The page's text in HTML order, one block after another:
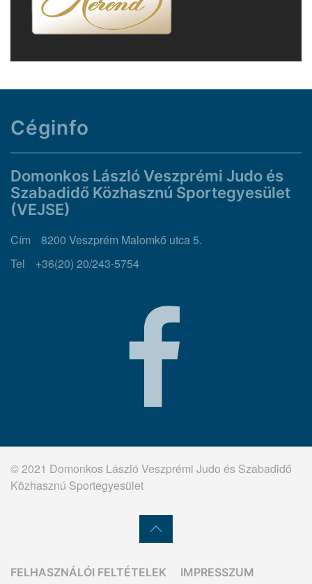
Céginfo
Domonkos László Veszprémi Judo és
Szabadidő Közhasznú Sportegyesület
(VEJSE)
Cím
8200 Veszprém Malomkő utca 5.
Tel
+36(20) 20/243-5754
© 2021 Domonkos László Veszprémi Judo és Szabadidő
Közhasznú Sportegyesület
FELHASZNÁLÓI FELTÉTELEK IMPRESSZUM